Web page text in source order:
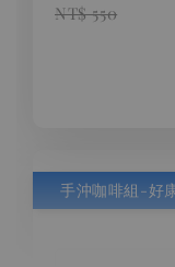
NT$ 550
手沖咖啡組-好